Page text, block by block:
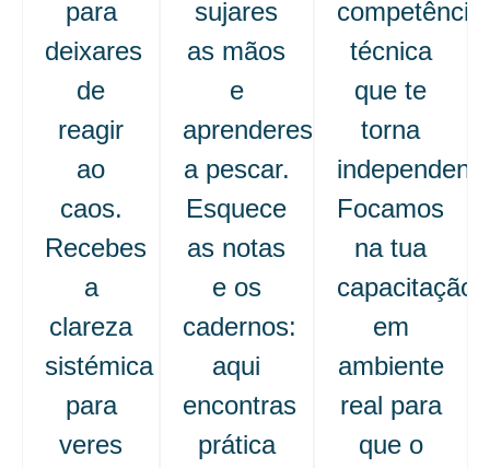
para
deixares
de
reagir
ao
caos.
Recebes
a
clareza
sistémica
para
veres
sujares
as mãos
e
aprenderes
a pescar.
Esquece
as notas
e os
cadernos:
aqui
encontras
prática
competência
técnica
que te
torna
Focamos
na tua
capacitação
em
ambiente
real para
que o